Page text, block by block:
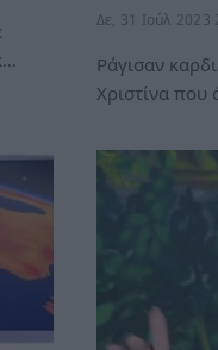
Δε, 31 Ιούλ 2023
Ράγισαν
Χριστίνα που